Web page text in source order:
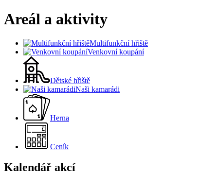
Areál a aktivity
Multifunkční hřiště
Venkovní koupání
Dětské hřiště
Naši kamarádi
Herna
Ceník
Kalendář akcí